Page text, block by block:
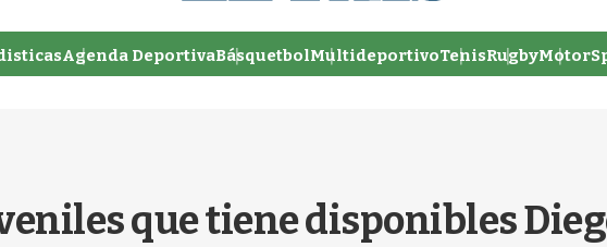
Agenda DeportivaBásquetbolMultideportivoTenisRugby
que tiene disponibles